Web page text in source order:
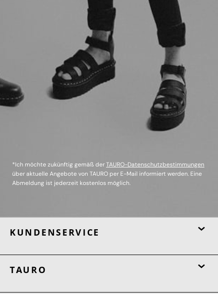
*Ich möchte zukünftig gemäß derTAURO-Datenschutzbestimmungen
über aktuelle Angebote von TAURO per E-Mail informiert werden. Eine
Abmeldung ist jederzeit kostenlos möglich.
KUNDENSERVICE
TAURO